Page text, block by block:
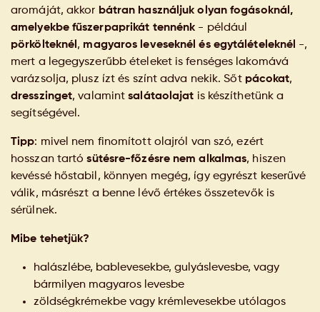
aromáját, akkor bátran használjuk olyan fogásoknál,
amelyekbe fűszerpaprikát tennénk - például
pörkölteknél , magyaros leveseknél és egytálételeknél -,
mert a legegyszerűbb ételeket is fenséges lakomává
varázsolja, plusz ízt és színt adva nekik. Sőt pácokat,
dresszinget, valamintsalátaolajat is készíthetünk a
segítségével.
Tipp: mivel nem finomított olajról van szó, ezért
hosszan tartósütésre-főzésre nem alkalmas, hiszen
kevéssé hőstabil, könnyen megég, így egyrészt keserűvé
válik, másrészt a benne lévő értékes összetevők is
sérülnek.
Mibe tehetjük?
halászlébe, bablevesekbe, gulyáslevesbe, vagy
bármilyen magyaros levesbe
zöldségkrémekbe vagy krémlevesekbe utólagos